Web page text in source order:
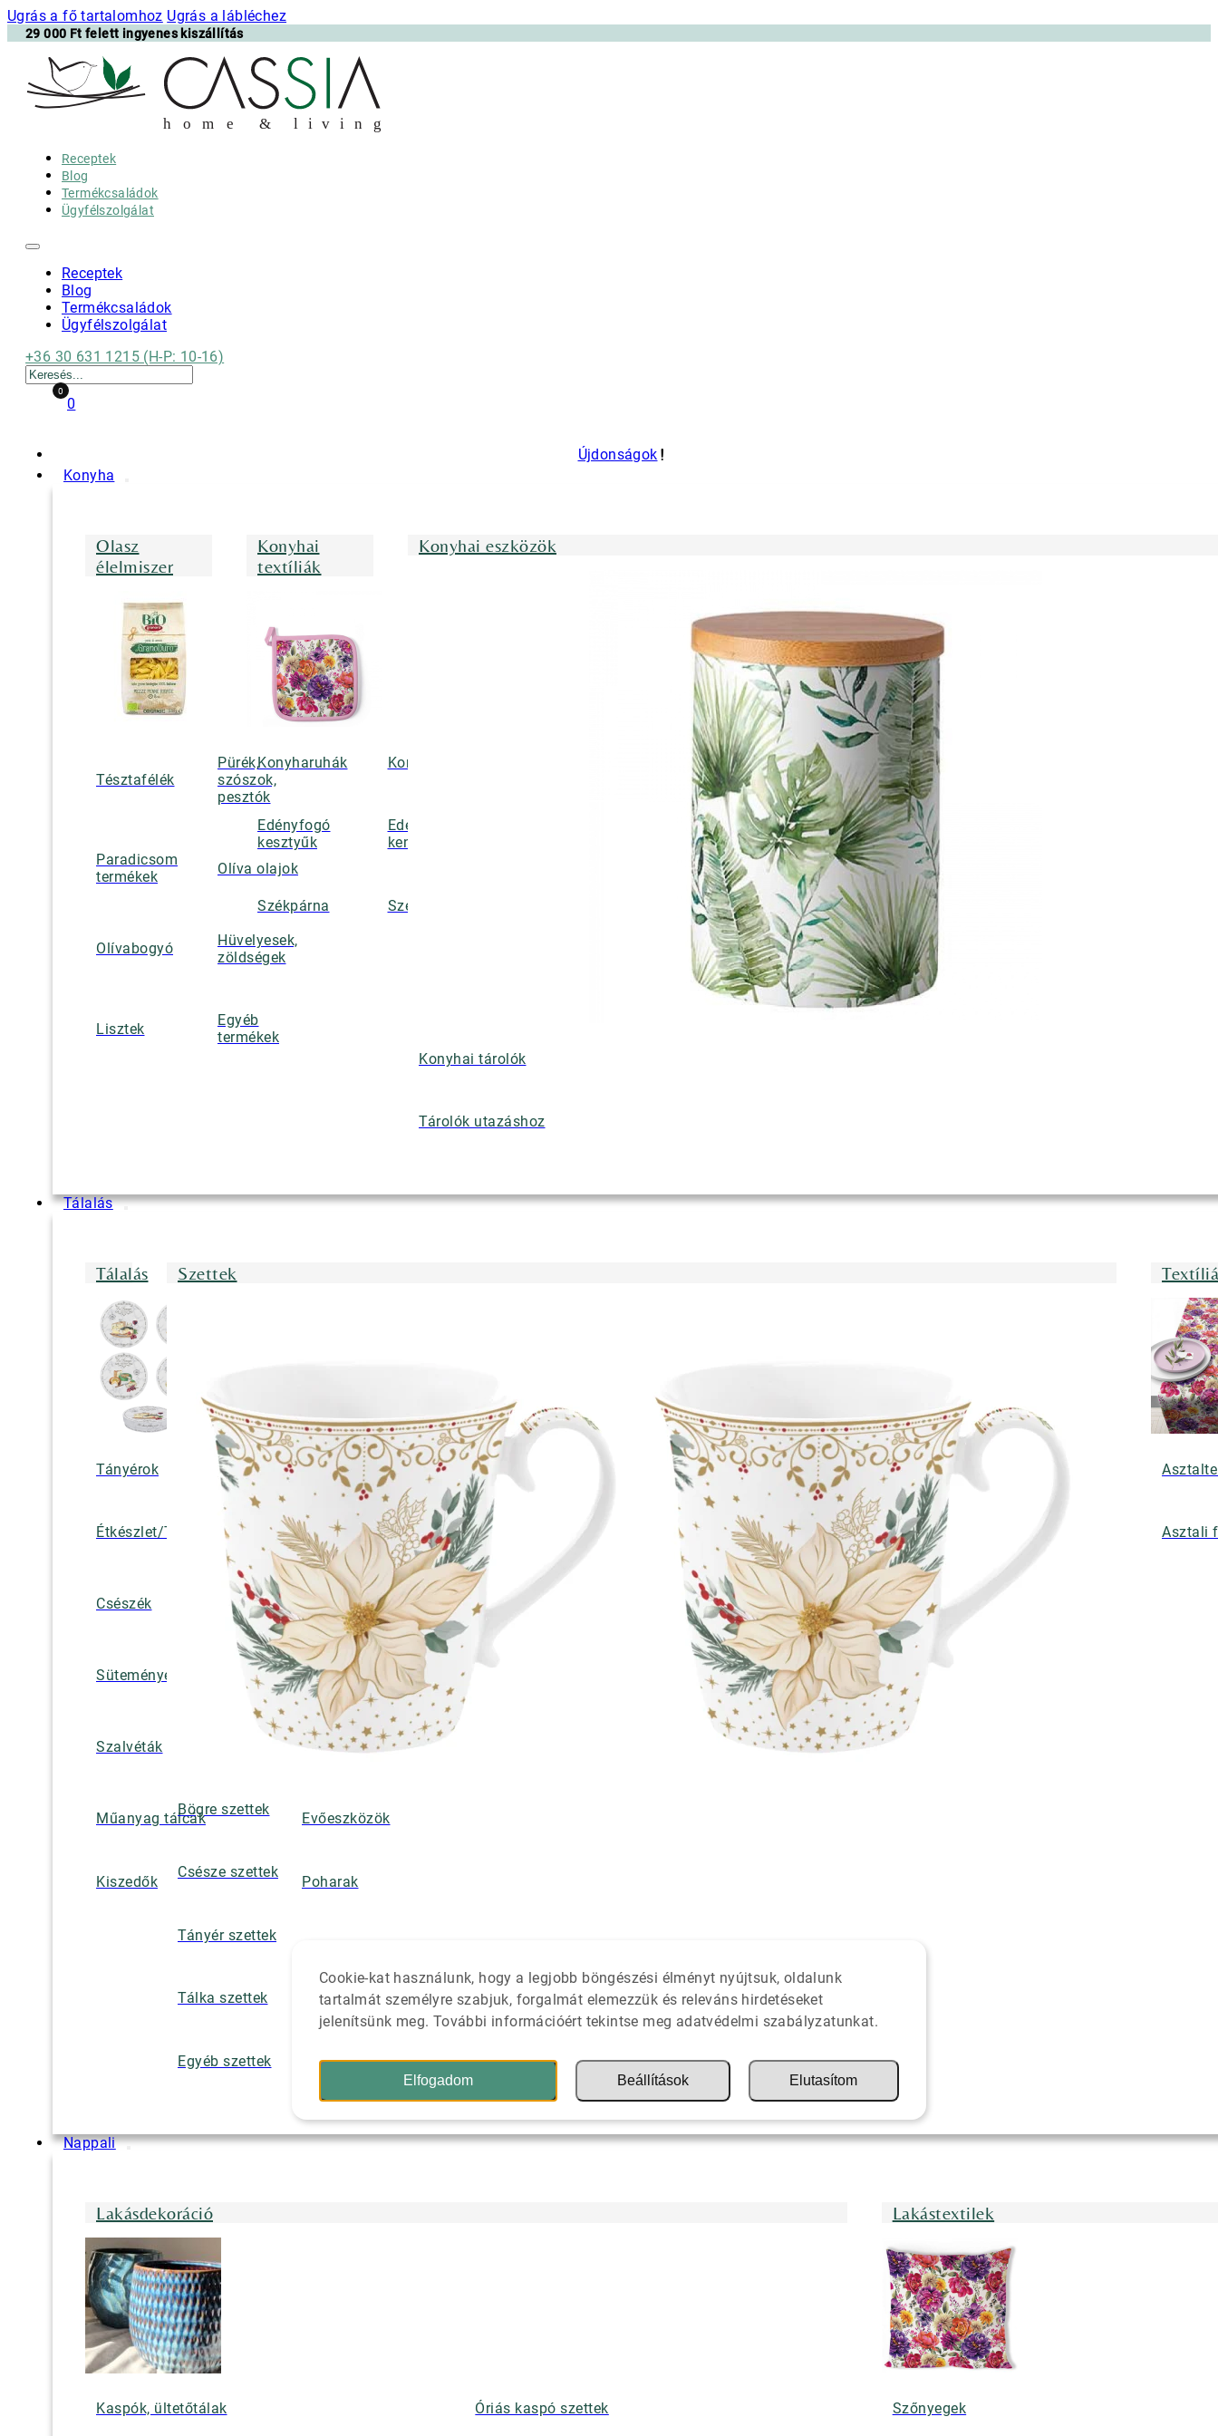
Ugrás a fő tartalomhoz Ugrás a lábléchez
29 000 Ft felett ingyenes kiszállítás
h o m e & l i v i n g
Receptek
Blog
Termékcsaládok
Ügyfélszolgálat
Receptek
Blog
Termékcsaládok
Ügyfélszolgálat
+36 30 631 1215 (H-P: 10-16)
Keresés
0
0
Újdonságok
Konyha
Olasz
élelmiszer
Tésztafélék
Pürék,
szószok,
pesztók
Paradicsom
termékek
Olíva olajok
Olívabogyó
Hüvelyesek,
zöldségek
Lisztek
Egyéb
termékek
Konyhai
textíliák
Konyharuhák Konyhai kötények
Edényfogó
kesztyűk
Edényalátétek,
kenyérkosarak
Székpárna Szettek
Konyhai eszközök
Konyhai tárolók
Tárolók utazáshoz
Tálalás
Tálalás
Tányérok Tálak/Tálcák/Tálalóedények
Étkészlet/Tányérkészlet Bögrék
Csészék
Teáskannák, kancsók,
tejkiöntők, cukortartók
Süteményes és tortatálak Pohár / tányéralátétek
Szalvéták
Szalvétatartók, só- és
borsszórók
Műanyag tálcák Evőeszközök
Kiszedők Poharak
Szettek
Bögre szettek
Csésze szettek
Tányér szettek
Tálka szettek
Egyéb szettek
Asztali
Nappali
Lakásdekoráció
Kaspók, ültetőtálak Óriás kaspó szettek
Lakástextilek
Szőnyegek
Cookie-kat használunk, hogy a legjobb böngészési élményt nyújtsuk, oldalunk
tartalmát személyre szabjuk, forgalmát elemezzük és releváns hirdetéseket
jelenítsünk meg. További információért tekintse meg adatvédelmi szabályzatunkat.
Elfogadom Beállítások Elutasítom